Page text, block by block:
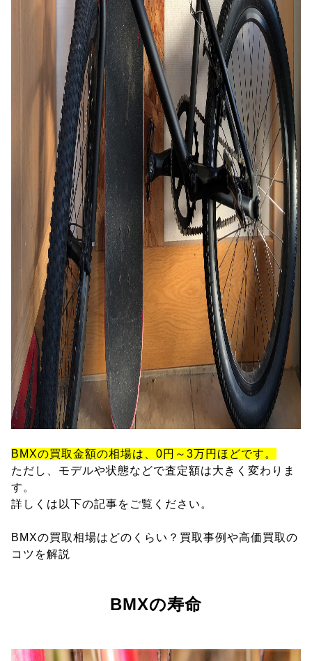
BMXの買取金額の相場は、0円～3万円ほどです。
ただし、モデルや状態などで査定額は大きく変わりま
す。
詳しくは以下の記事をご覧ください。
BMXの買取相場はどのくらい？買取事例や高価買取の
コツを解説
BMXの寿命